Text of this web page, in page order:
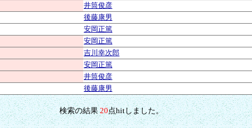
井筒俊彦
後藤康男
安岡正篤
安岡正篤
吉川幸次郎
安岡正篤
井筒俊彦
後藤康男
検索の結果20点hitしました。